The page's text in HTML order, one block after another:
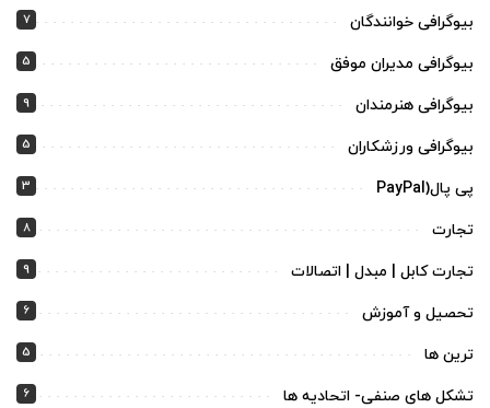
بیوگرافی خوانندگان 7
بیوگرافی مدیران موفق 5
بیوگرافی هنرمندان 9
بیوگرافی ورزشکاران 5
پی پال(PayPal 3
تجارت 8
تجارت کابل | مبدل | اتصالات 9
تحصیل و آموزش 6
ترین ها 5
تشکل های صنفی- اتحادیه ها 6